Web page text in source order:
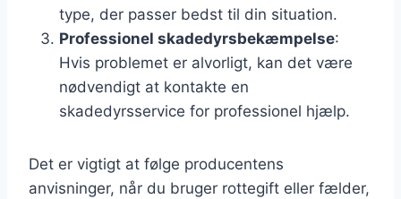
type, der passer bedst til din situation.
Professionel skadedyrsbekæmpelse:
Hvis problemet er alvorligt, kan det være
nødvendigt at kontakte en
skadedyrsservice for professionel hjælp.
Det er vigtigt at følge producentens
anvisninger, når du bruger rottegift eller fælder,